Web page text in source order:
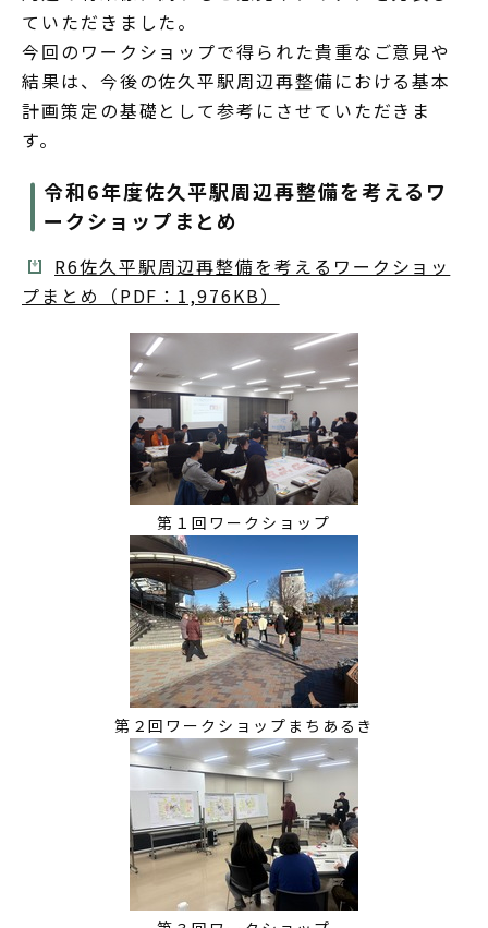
ていただきました。
今回のワークショップで得られた貴重なご意見や
結果は、今後の佐久平駅周辺再整備における基本
計画策定の基礎として参考にさせていただきま
す。
令和6年度佐久平駅周辺再整備を考えるワ
ークショップまとめ
R6佐久平駅周辺再整備を考えるワークショッ
プまとめ（PDF：1,976KB）
第１回ワークショップ
第２回ワークショップまちあるき